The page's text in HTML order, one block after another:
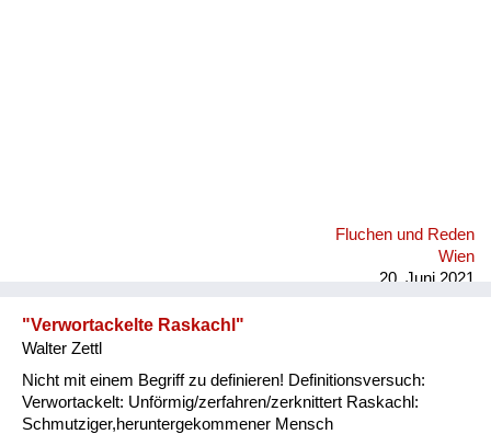
Fluchen und Reden
Wien
20. Juni 2021
"Verwortackelte Raskachl"
Walter Zettl
Nicht mit einem Begriff zu definieren! Definitionsversuch:
Verwortackelt: Unförmig/zerfahren/zerknittert Raskachl:
Schmutziger,heruntergekommener Mensch